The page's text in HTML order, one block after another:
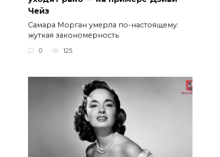
Чейз
Самара Морган умерла по-настоящему:
жуткая закономерность
0 125